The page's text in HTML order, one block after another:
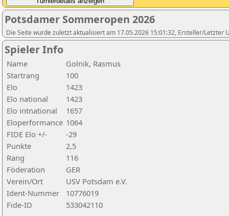
Potsdamer Sommeropen 2026
Die Seite wurde zuletzt aktualisiert am 17.05.2026 15:01:32, Ersteller/Letzter
Spieler Info
Name
Golnik, Rasmus
Startrang
100
Elo
1423
Elo national
1423
Elo intnational
1657
Eloperformance 1064
FIDE Elo +/-
-29
Punkte
2,5
Rang
116
Föderation
GER
Verein/Ort
USV Potsdam e.V.
Ident-Nummer
10776019
Fide-ID
533042110